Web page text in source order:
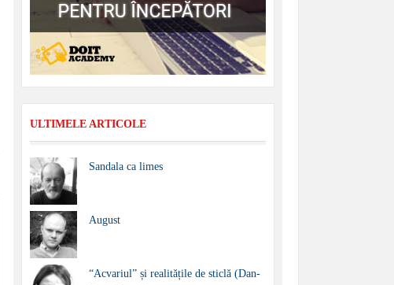
ULTIMELE ARTICOLE
Sandala ca limes
August
“Acvariul” și realitățile de sticlă (Dan-